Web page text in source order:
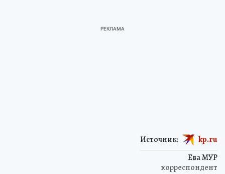
Ева МУР
корреспондент
Источник: kp.ru